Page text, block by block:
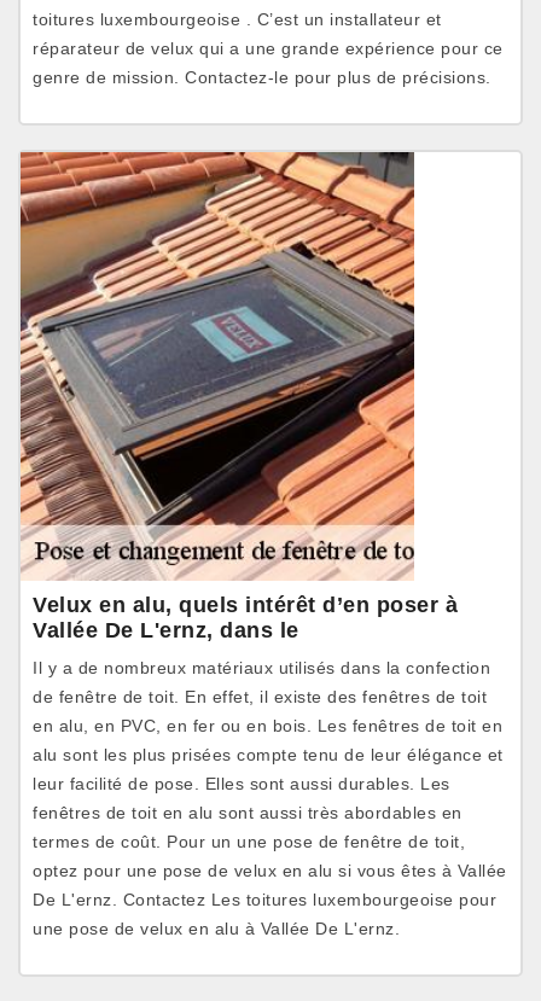
toitures luxembourgeoise . C’est un installateur et
réparateur de velux qui a une grande expérience pour ce
genre de mission. Contactez-le pour plus de précisions.
Velux en alu, quels intérêt d’en poser à
Vallée De L'ernz, dans le
Il y a de nombreux matériaux utilisés dans la confection
de fenêtre de toit. En effet, il existe des fenêtres de toit
en alu, en PVC, en fer ou en bois. Les fenêtres de toit en
alu sont les plus prisées compte tenu de leur élégance et
leur facilité de pose. Elles sont aussi durables. Les
fenêtres de toit en alu sont aussi très abordables en
termes de coût. Pour un une pose de fenêtre de toit,
optez pour une pose de velux en alu si vous êtes à Vallée
De L'ernz. Contactez Les toitures luxembourgeoise pour
une pose de velux en alu à Vallée De L'ernz.